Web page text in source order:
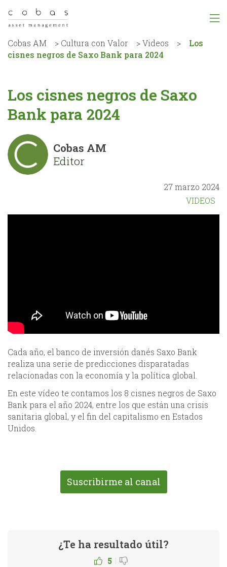
Cobas AM > Cultura con Valor >Videos >
Los
cisnes negros de Saxo Bank para 2024
Los cisnes negros de Saxo
Bank para 2024
Cobas AM
Editor
27 marzo 2024
VIDEOS
Cada año, el banco de inversión danés Saxo Bank
realiza una serie de predicciones disparatadas
relacionadas con la economía y la política global.
En este vídeo te contamos los 8 cisnes negros de Saxo
Bank para el año 2024, entre los que están una crisis
sanitaria global, y el fin del capitalismo en Estados
Unidos.
Suscribirme al canal
¿Te ha resultado útil?
5 |